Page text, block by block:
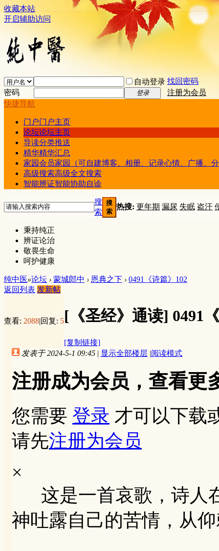
收藏本站
开启辅助访问
自动登录 找回密码
密码
登录
注册为会员
快捷导航
门户门户主页
论坛论坛主页
导读分类推送
精华精华汇总
家园会员家园（可自建博客、相册、记录心情、广播、
高级搜索高级全文搜索
智能辨证智能协助自诊
搜
索
搜
索
热搜: 更年期 漏尿 失眠 盗汗
秉持纯正
辨证论治
敬畏生命
呵护健康
纯中医»论坛 › 蒙城郎中 › 恩典之下 › 0491《诗篇》102
返回列表 发新帖
查看: 2088|回复: 5[《圣经》通读] 0491
[复制链接]
发表于 2024-5-1 09:45 | 显示全部楼层 |阅读模式
注册成为会员，查看更
您需要 登录 才可以下载
请先注册为会员
×
这是一首哀歌，诗人
神吐露自己的苦情，从